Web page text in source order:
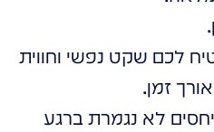
לכם שקט נפשי וחווית
זמן.
לא נגמרת ברגע